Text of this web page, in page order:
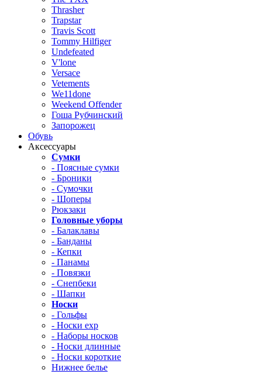
Thrasher
Trapstar
Travis Scott
Tommy Hilfiger
Undefeated
V'lone
Versace
Vetements
We11done
Weekend Offender
Гоша Рубчинский
Запорожец
Обувь
Аксессуары
Сумки
- Поясные сумки
- Броники
- Сумочки
- Шоперы
Рюкзаки
Головные уборы
- Балаклавы
- Банданы
- Кепки
- Панамы
- Повязки
- Снепбеки
- Шапки
Носки
- Гольфы
- Носки exp
- Наборы носков
- Носки длинные
- Носки короткие
Нижнее белье